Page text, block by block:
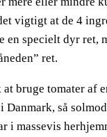
vigtigt at de 4
en specielt dyr ret,
ret.
bruge tomater af
så
i massevis